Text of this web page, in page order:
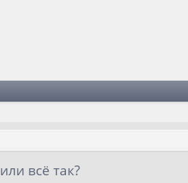
всё так?